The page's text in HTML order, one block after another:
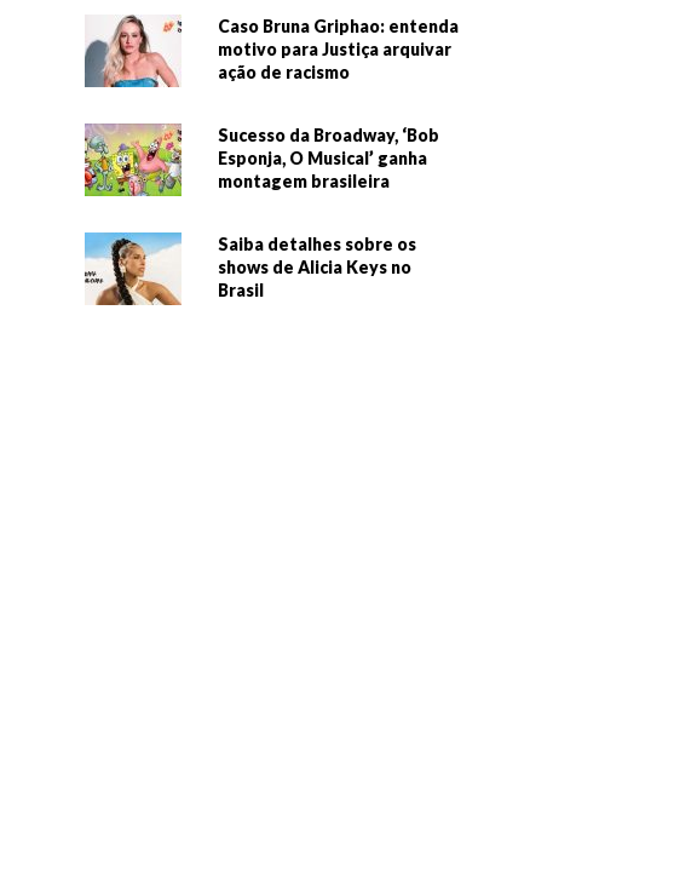
Caso Bruna Griphao: entenda
motivo para Justiça arquivar
ação de racismo
Sucesso da Broadway, ‘Bob
Esponja, O Musical’ ganha
montagem brasileira
Saiba detalhes sobre os
shows de Alicia Keys no
Brasil